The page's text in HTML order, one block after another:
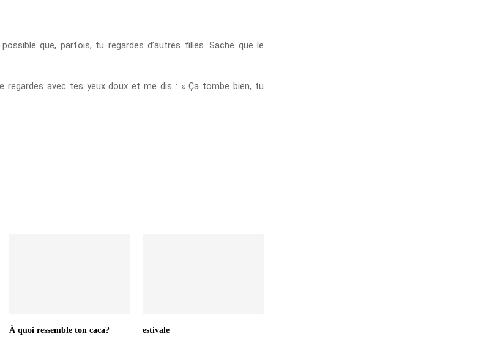
que, parfois, tu regardes d’autres filles. Sache que le
regardes avec tes yeux doux et me dis : « Ça tombe bien, tu
À quoi ressemble ton caca? estivale